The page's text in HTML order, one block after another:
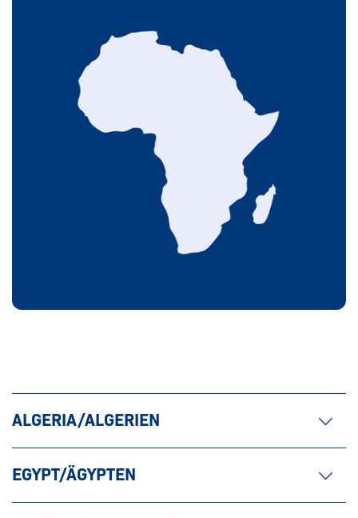
ALGERIA/ALGERIEN
EGYPT/ÄGYPTEN